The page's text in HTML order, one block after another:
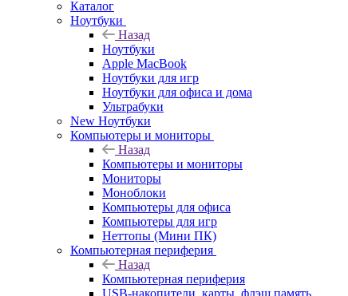
Каталог
Ноутбуки
Назад
Ноутбуки
Apple MacBook
Ноутбуки для игр
Ноутбуки для офиса и дома
Ультрабуки
New Ноутбуки
Компьютеры и мониторы
Назад
Компьютеры и мониторы
Мониторы
Моноблоки
Компьютеры для офиса
Компьютеры для игр
Неттопы (Мини ПК)
Компьютерная периферия
Назад
Компьютерная периферия
USB-накопители, карты, флэш память